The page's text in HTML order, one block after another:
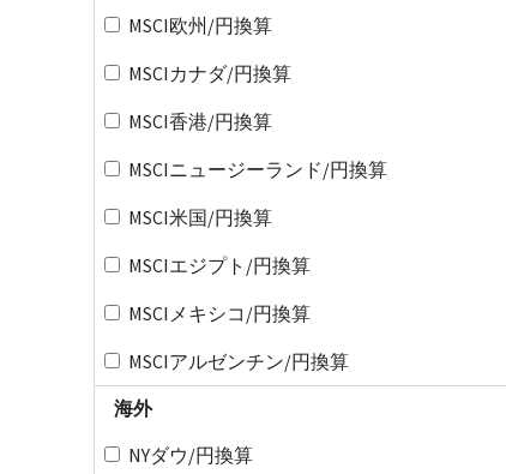
MSCI欧州/円換算
MSCIカナダ/円換算
MSCI香港/円換算
MSCIニュージーランド/円換算
MSCI米国/円換算
MSCIエジプト/円換算
MSCIメキシコ/円換算
MSCIアルゼンチン/円換算
海外
NYダウ/円換算